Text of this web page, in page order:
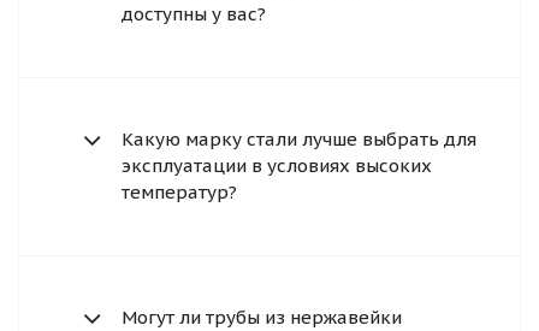
доступны у вас?
Какую марку стали лучше выбрать для
эксплуатации в условиях высоких
температур?
Могут ли трубы из нержавейки